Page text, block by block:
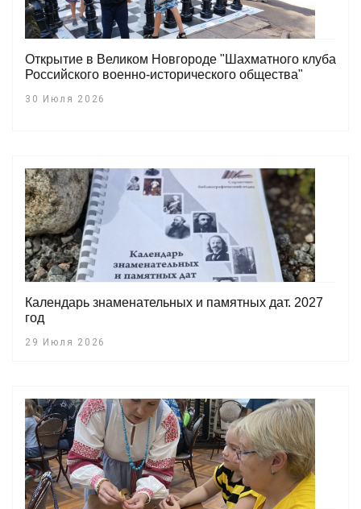
Открытие в Великом Новгороде "Шахматного клуба
Российского военно-исторического общества"
30 Июля 2026
Календарь знаменательных и памятных дат. 2027
год
29 Июля 2026